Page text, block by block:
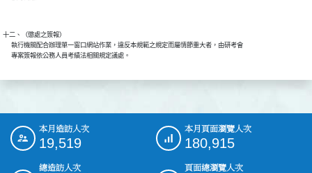
十二、（懲處之簽報）
      執行機關配合辦理單一窗口網站作業，違反本規範之規定而屬情節重大者，由研考會
::: 本月造訪人次
19,519
本月頁面瀏覽人次
180,915
總造訪人次
頁面總瀏覽人次